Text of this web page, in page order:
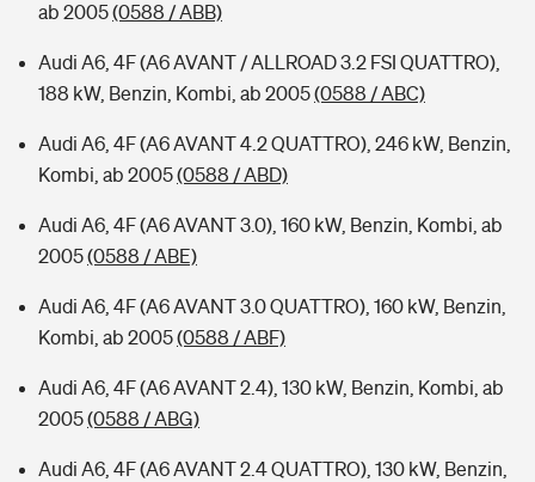
ab 2005(0588 / ABB)
Audi A6, 4F (A6 AVANT / ALLROAD 3.2 FSI QUATTRO),
188 kW, Benzin, Kombi, ab 2005(0588 / ABC)
Audi A6, 4F (A6 AVANT 4.2 QUATTRO), 246 kW, Benzin,
Kombi, ab 2005(0588 / ABD)
Audi A6, 4F (A6 AVANT 3.0), 160 kW, Benzin, Kombi, ab
2005(0588 / ABE)
Audi A6, 4F (A6 AVANT 3.0 QUATTRO), 160 kW, Benzin,
Kombi, ab 2005(0588 / ABF)
Audi A6, 4F (A6 AVANT 2.4), 130 kW, Benzin, Kombi, ab
2005(0588 / ABG)
Audi A6, 4F (A6 AVANT 2.4 QUATTRO), 130 kW, Benzin,